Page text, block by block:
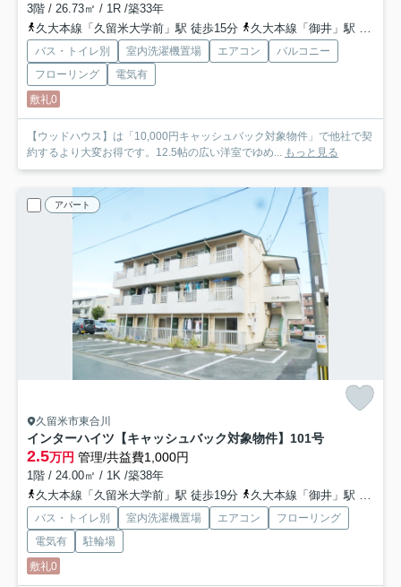
3階 / 26.73㎡ / 1R /築33年
久大本線「久留米大学前」駅 徒歩15分
久大本線「御井」駅 徒歩30分
バス・トイレ別 室内洗濯機置場 エアコン
バルコニー
フローリング
電気有
敷礼0
【ウッドハウス】は「10,000円キャッシュバック対象物件」で他社で契
約するより大変お得です。12.5帖の広い洋室でゆめ... もっと見る
アパート
久留米市東合川
インターハイツ【キャッシュバック対象物件】 101号
2.5万円 管理/共益費1,000円
1階 / 24.00㎡ / 1K /築38年
久大本線「久留米大学前」駅 徒歩19分
久大本線「御井」駅 徒歩27分
バス・トイレ別 室内洗濯機置場 エアコン
フローリング
電気有
駐輪場
敷礼0